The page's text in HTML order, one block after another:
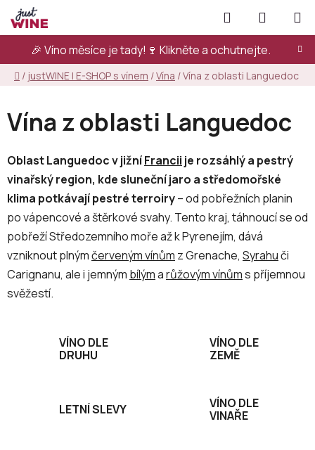
Přejít
na
obsah
🎉 Víno měsíce je tady!🍷 Klikněte a ochutnejte.
Hledat
KOŠÍK
Domů
/ justWINE | E-SHOP s vínem /Vína /Vína z oblasti Languedoc
Vína z oblasti Languedoc
Oblast Languedoc v jižníFrancii je rozsáhlý a pestrý
vinařský region, kde sluneční jaro a středomořské
klima potkávají pestré terroiry– od pobřežních planin
po vápencové a štěrkové svahy. Tento kraj, táhnoucí se od
pobřeží Středozemního moře až k Pyrenejím, dává
vzniknout plnýmčerveným vínům z Grenache, Syrahuči
Carignanu, ale i jemným bílýmarůžovým vínůms příjemnou
svěžestí.
VÍNO DLE
DRUHU
VÍNO DLE
ZEMĚ
LETNÍ SLEVY
VÍNO DLE
VINAŘE